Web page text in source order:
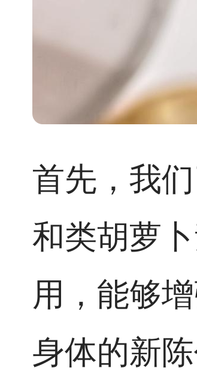
首先，我
和类胡萝
用，能够
身体的新